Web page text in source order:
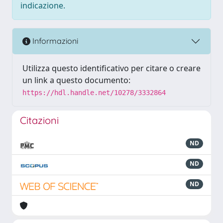
indicazione.
Informazioni
Utilizza questo identificativo per citare o creare
un link a questo documento:
https://hdl.handle.net/10278/3332864
Citazioni
ND
ND
ND